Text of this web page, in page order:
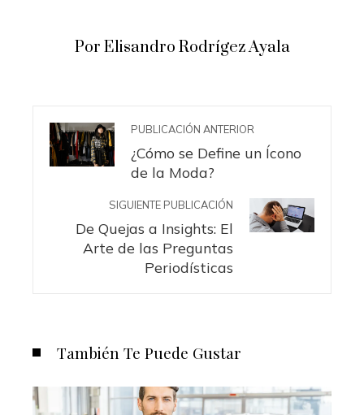
Por Elisandro Rodrígez Ayala
PUBLICACIÓN ANTERIOR
¿Cómo se Define un Ícono
de la Moda?
SIGUIENTE PUBLICACIÓN
De Quejas a Insights: El
Arte de las Preguntas
Periodísticas
También Te Puede Gustar